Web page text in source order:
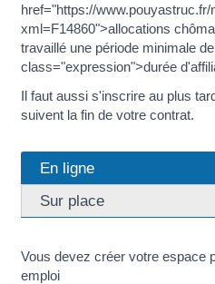
href="https://
xml=F14860">allocations
travaillé une période minimale
class="expression">durée
Il faut aussi s'inscrire au plus
suivent la fin de votre contrat.
En ligne
Sur place
Vous devez créer votre espace
emploi